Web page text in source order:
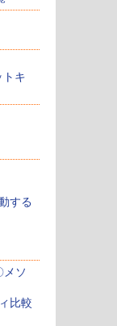
トキ
する
メソ
比較